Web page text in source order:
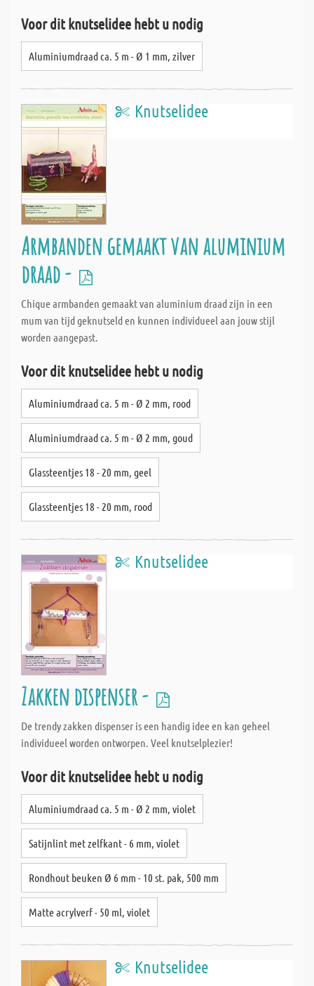
Voor dit knutselidee hebt u nodig
Aluminiumdraad ca. 5 m - Ø 1 mm, zilver
Knutselidee
Armbanden gemaakt van aluminium
draad -
Chique armbanden gemaakt van aluminium draad zijn in een
mum van tijd geknutseld en kunnen individueel aan jouw stijl
worden aangepast.
Voor dit knutselidee hebt u nodig
Aluminiumdraad ca. 5 m - Ø 2 mm, rood
Aluminiumdraad ca. 5 m - Ø 2 mm, goud
Glassteentjes 18 - 20 mm, geel
Glassteentjes 18 - 20 mm, rood
Knutselidee
Zakken dispenser -
De trendy zakken dispenser is een handig idee en kan geheel
individueel worden ontworpen. Veel knutselplezier!
Voor dit knutselidee hebt u nodig
Aluminiumdraad ca. 5 m - Ø 2 mm, violet
Satijnlint met zelfkant - 6 mm, violet
Rondhout beuken Ø 6 mm - 10 st. pak, 500 mm
Matte acrylverf - 50 ml, violet
Knutselidee